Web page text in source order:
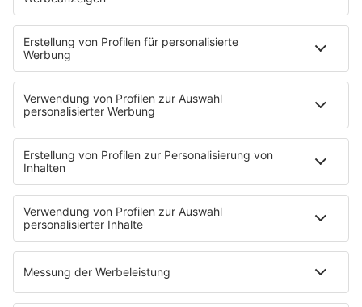
PODCASTS
Mit den Waffeln einer Frau
Frühstück bei Barbara
Brave & One
NotAufnahme
"Bewerbung und Karriere"
Aber bitte mit Schlager
Erdbeerkäse
Fitness mit M.A.R.K
Glück in Worten
Todesursache
Niemand muss ein Promi sein
PROGRAMM